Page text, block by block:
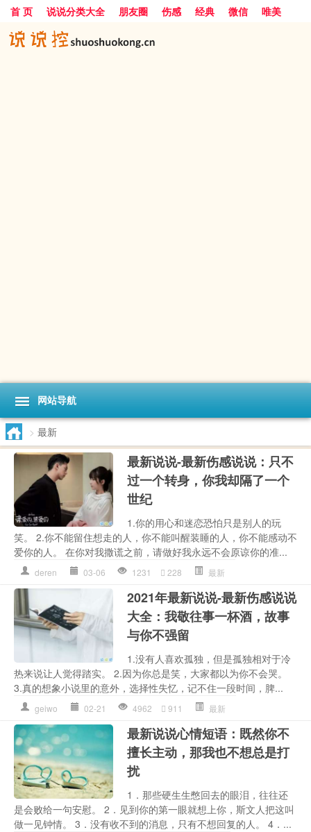
首 页 说说分类大全 朋友圈 伤感 经典 微信
唯美
励志
爱情 搞笑
网站导航
> 最新
最新说说-最新伤感说说：只不
过一个转身，你我却隔了一个
世纪
1.你的用心和迷恋恐怕只是别人的玩
笑。 2.你不能留住想走的人，你不能叫醒装睡的人，你不能感动不
爱你的人。 在你对我撒谎之前，请做好我永远不会原谅你的准...
deren 03-06 1231 228 最新
2021年最新说说-最新伤感说说
大全：我敬往事一杯酒，故事
与你不强留
1.没有人喜欢孤独，但是孤独相对于冷
热来说让人觉得踏实。 2.因为你总是笑，大家都以为你不会哭。
3.真的想象小说里的意外，选择性失忆，记不住一段时间，脾...
geiwo 02-21 4962 911 最新
最新说说心情短语：既然你不
擅长主动，那我也不想总是打
扰
1．那些硬生生憋回去的眼泪，往往还
是会败给一句安慰。 2．见到你的第一眼就想上你，斯文人把这叫
做一见钟情。 3．没有收不到的消息，只有不想回复的人。 4．...